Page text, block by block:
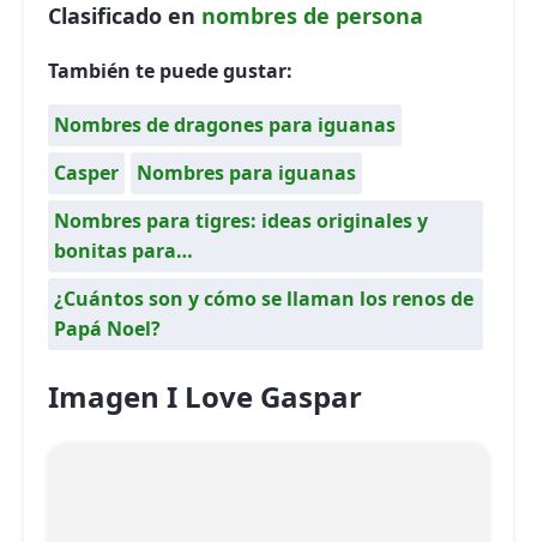
Clasificado en nombres de persona
También te puede gustar:
Nombres de dragones para iguanas
Casper
Nombres para iguanas
Nombres para tigres: ideas originales y
bonitas para…
¿Cuántos son y cómo se llaman los renos de
Papá Noel?
Imagen I Love Gaspar